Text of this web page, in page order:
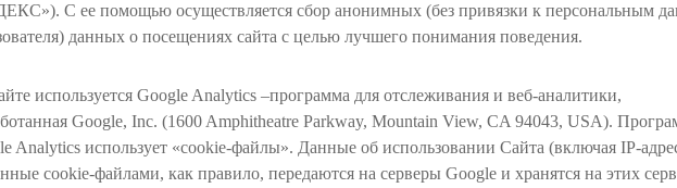
С ее помощью осуществляется сбор анонимных (без привязки к персональным
данных о посещениях сайта с целью лучшего понимания поведения.
используется Google Analytics –программа для отслеживания и веб-аналитики,
Google, Inc. (1600 Amphitheatre Parkway, Mountain View, CA 94043, USA).
Analytics использует «cookie-файлы». Данные об использовании Сайта (включая IP-
сookie-файлами, как правило, передаются на серверы Google и хранятся на этих